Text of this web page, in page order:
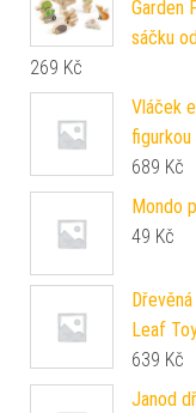
Garden
sáčku
269 Kč
Vláček
figurkou
689 Kč
Mondo
49 Kč
Leaf
639 Kč
Janod